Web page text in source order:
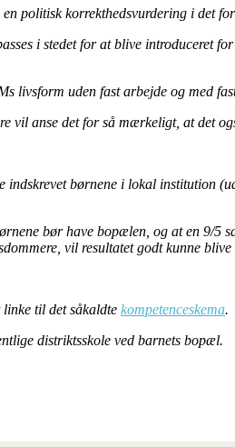
politisk korrekthedsvurdering i det
i stedet for at blive introduceret
livsform uden fast arbejde og med
vil anse det for så mærkeligt, at det
børnene i lokal institution
bør have bopælen, og at en 9/5
vil resultatet godt kunne
til det såkaldte kompetenceskema.
distriktsskole ved barnets bopæl.